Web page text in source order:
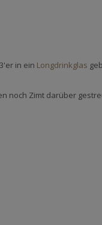
in ein Longdrinkglas
noch Zimt darüber